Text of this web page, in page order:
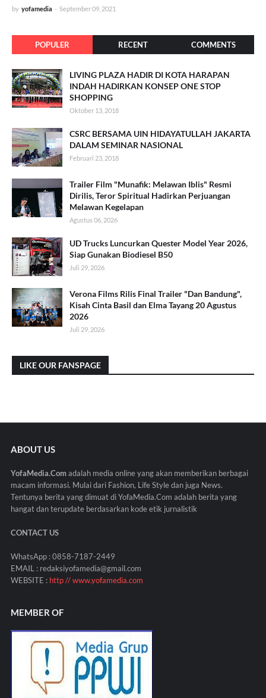
by yofamedia - September 09, 2021
POPULER RECENT COMMENTS
LIVING PLAZA HADIR DI KOTA HARAPAN
INDAH HADIRKAN KONSEP ONE STOP
SHOPPING
Oktober 13, 2018
CSRC BERSAMA UIN HIDAYATULLAH JAKARTA
DALAM SEMINAR NASIONAL
Februari 23, 2018
Trailer Film "Munafik: Melawan Iblis" Resmi
Dirilis, Teror Spiritual Hadirkan Perjuangan
Melawan Kegelapan
Agustus 06, 2026
UD Trucks Luncurkan Quester Model Year 2026,
Siap Gunakan Biodiesel B50
Juli 29, 2026
Verona Films Rilis Final Trailer "Dan Bandung",
Kisah Cinta Basil dan Elma Tayang 20 Agustus
2026
Juli 29, 2026
LIKE OUR FANSPAGE
ABOUT US
YofaMedia.Comadalah media online yang akan memberikan berbagai
macam informasi. Mulai dari Fashion, Life Style dan juga News.
Tentunya berita yang dimuat di YofaMedia.Com adalah berita yang
hangat dan terupdate berdasarkan kode etik jurnalistik
CONTACT US
WhatsApp : 0858-7187-2449
EMAIL : redaksiyofamedia@gmail.com
WEBSITE : http // www.yofamedia.com
MEMBER OF